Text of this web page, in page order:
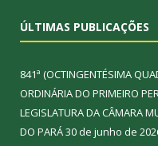
ÚLTIMAS PUBLICAÇÕES
841ª (OCTINGENTÉSIMA
ORDINÁRIA DO PRIMEIRO
LEGISLATURA DA CÂMARA
DO PARÁ30 de junho de